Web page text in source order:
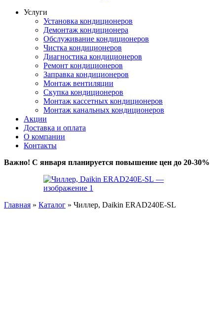
Услуги
Установка кондиционеров
Демонтаж кондиционера
Обслуживание кондиционеров
Чистка кондиционеров
Диагностика кондиционеров
Ремонт кондиционеров
Заправка кондиционеров
Монтаж вентиляции
Скупка кондиционеров
Монтаж кассетных кондиционеров
Монтаж канальных кондиционеров
Акции
Доставка и оплата
О компании
Контакты
Важно! С января планируется повышение цен до 20-30%
Главная » Каталог » Чиллер, Daikin ERAD240E-SL